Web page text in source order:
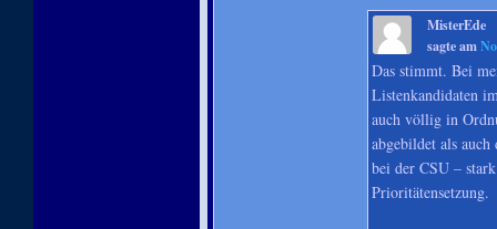
MisterEde
sagte am
Das stimmt. Bei
Listenkandidaten
auch völlig in
abgebildet als
bei der CSU –
Prioritätensetzung.